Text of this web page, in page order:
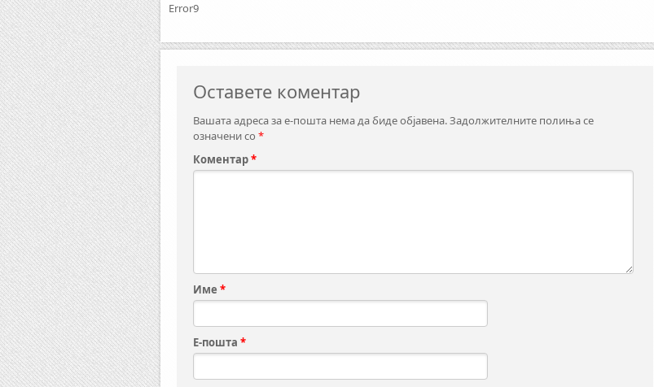
Error9
Оставете коментар
Вашата адреса за е-пошта нема да биде објавена.Задолжителните полиња се
означени со *
Коментар*
Име *
Е-пошта *